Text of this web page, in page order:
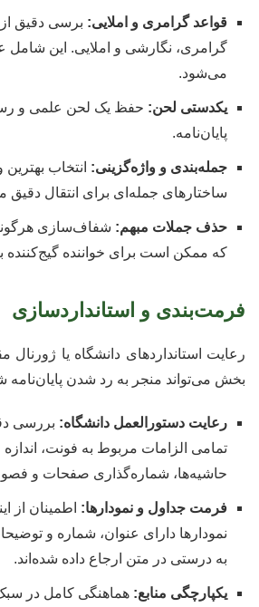
قواعد گرامری و املایی: برسی دقیق
گرامری، نگارشی و املایی. این شامل
می‌شود.
یکدستی لحن: حفظ یک لحن علمی و
پایان‌نامه.
جمله‌بندی و واژه‌گزینی: انتخاب بهترین
ساختارهای جمله‌ای برای انتقال دقیق
حذف جملات مبهم: شفاف‌سازی
که ممکن است برای خواننده گیج‌کننده
فرمت‌بندی و استانداردسازی
رعایت استانداردهای دانشگاه یا ژورنال
بخش می‌تواند منجر به رد شدن پایان‌نامه
رعایت دستورالعمل دانشگاه: بررسی
تمامی الزامات مربوط به فونت،
حاشیه‌ها، شماره‌گذاری صفحات و
فرمت جداول و نمودارها: اطمینان از
نمودارها دارای عنوان، شماره و
به درستی در متن ارجاع داده شده‌اند.
یکپارچگی منابع: هماهنگی کامل در